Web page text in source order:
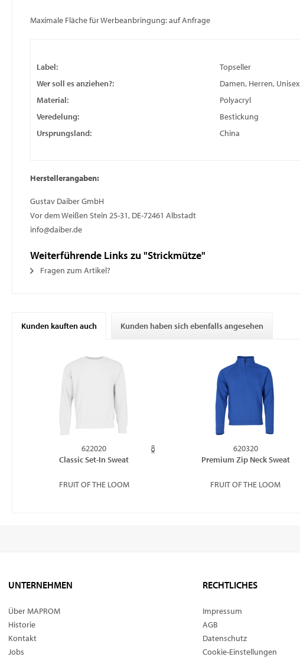
Maximale Fläche für Werbeanbringung: auf Anfrage
Label:
Topseller
Wer soll es anziehen?:
Damen, Herren, Unisex
Material:
Polyacryl
Veredelung:
Bestickung
Ursprungsland:
China
Herstellerangaben:
Gustav Daiber GmbH
Vor dem Weißen Stein 25-31, DE-72461 Albstadt
info@daiber.de
Weiterführende Links zu "Strickmütze"
Fragen zum Artikel?
Kunden kauften auch Kunden haben sich ebenfalls angesehen
622020
Classic Set-In Sweat
FRUIT OF THE LOOM
620320
Premium Zip Neck Sweat
FRUIT OF THE LOOM
UNTERNEHMEN
Über MAPROM
Historie
Kontakt
Jobs
RECHTLICHES
Impressum
AGB
Datenschutz
Cookie-Einstellungen